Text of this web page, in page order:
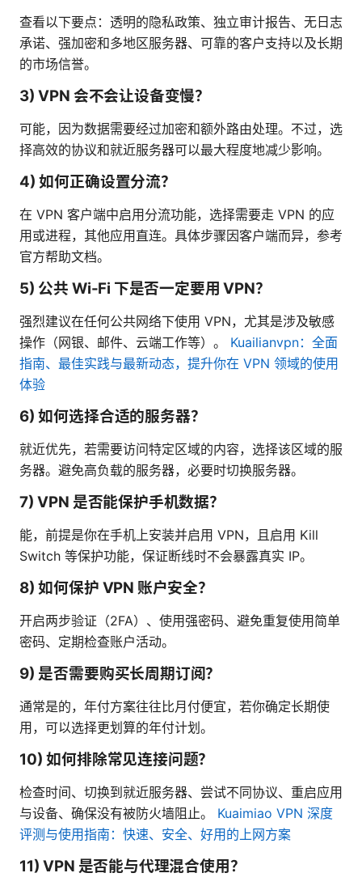
查看以下要点：透明的隐私政策、独立审计报告、无日志
承诺、强加密和多地区服务器、可靠的客户支持以及长期
的市场信誉。
3) VPN 会不会让设备变慢？
可能，因为数据需要经过加密和额外路由处理。不过，选
择高效的协议和就近服务器可以最大程度地减少影响。
4) 如何正确设置分流？
在 VPN 客户端中启用分流功能，选择需要走 VPN 的应
用或进程，其他应用直连。具体步骤因客户端而异，参考
官方帮助文档。
5) 公共 Wi-Fi 下是否一定要用 VPN？
强烈建议在任何公共网络下使用 VPN，尤其是涉及敏感
操作（网银、邮件、云端工作等）。 Kuailianvpn：全面
指南、最佳实践与最新动态，提升你在 VPN 领域的使用
体验
6) 如何选择合适的服务器？
就近优先，若需要访问特定区域的内容，选择该区域的服
务器。避免高负载的服务器，必要时切换服务器。
7) VPN 是否能保护手机数据？
能，前提是你在手机上安装并启用 VPN，且启用 Kill
Switch 等保护功能，保证断线时不会暴露真实 IP。
8) 如何保护 VPN 账户安全？
开启两步验证（2FA）、使用强密码、避免重复使用简单
密码、定期检查账户活动。
9) 是否需要购买长周期订阅？
通常是的，年付方案往往比月付便宜，若你确定长期使
用，可以选择更划算的年付计划。
10) 如何排除常见连接问题？
检查时间、切换到就近服务器、尝试不同协议、重启应用
与设备、确保没有被防火墙阻止。 Kuaimiao VPN 深度
评测与使用指南：快速、安全、好用的上网方案
11) VPN 是否能与代理混合使用？